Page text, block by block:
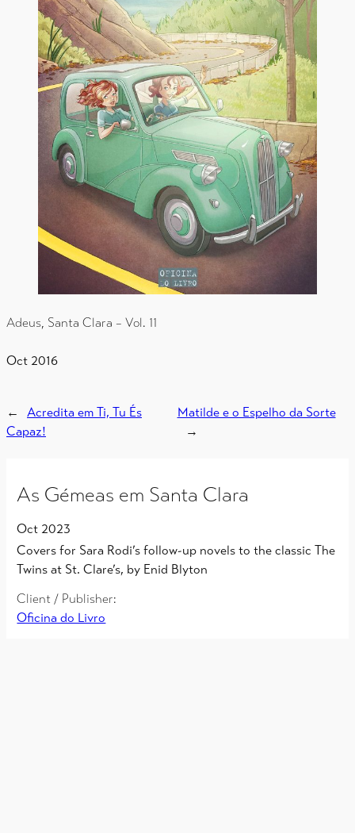
Adeus, Santa Clara – Vol. 11
Oct 2016
←
Acredita em Ti, Tu És
Capaz!
Matilde e o Espelho da Sorte
→
As Gémeas em Santa Clara
Oct 2023
Covers for Sara Rodi’s follow-up novels to the classic The
Twins at St. Clare’s, by Enid Blyton
Client / Publisher:
Oficina do Livro